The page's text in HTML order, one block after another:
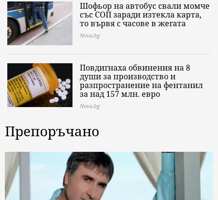
Шофьор на автобус свали момче
със СОП заради изтекла карта,
то вървя с часове в жегата
Nova.bg
Повдигнаха обвинения на 8
души за производство и
разпространение на фентанил
за над 157 млн. евро
Nova.bg
Препоръчано